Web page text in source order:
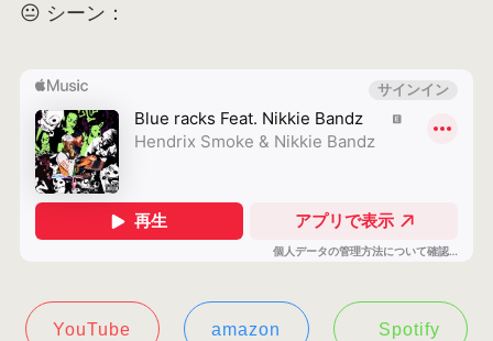
😐 シーン：
YouTube amazon Spotify